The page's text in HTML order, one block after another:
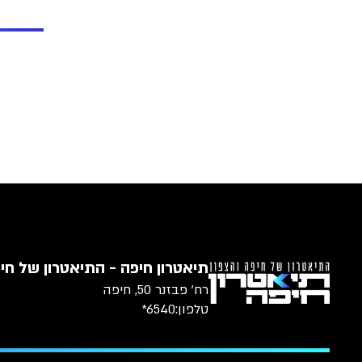
תיאטרון חיפה - התיאטרון של
רח׳ פבזנר 50, חיפה
טלפון:6540*